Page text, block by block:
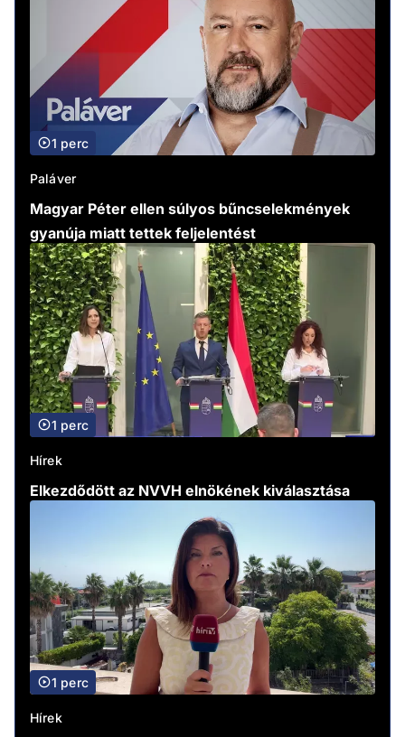
1 perc
Paláver
Magyar Péter ellen súlyos bűncselekmények
gyanúja miatt tettek feljelentést
1 perc
Hírek
Elkezdődött az NVVH elnökének kiválasztása
1 perc
Hírek